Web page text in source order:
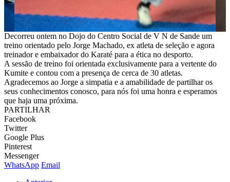
Decorreu ontem no Dojo do Centro Social de V N de Sande um
treino orientado pelo Jorge Machado, ex atleta de seleção e agora
treinador e embaixador do Karaté para a ética no desporto.
A sessão de treino foi orientada exclusivamente para a vertente do
Kumite e contou com a presença de cerca de 30 atletas.
Agradecemos ao Jorge a simpatia e a amabilidade de partilhar os
seus conhecimentos conosco, para nós foi uma honra e esperamos
que haja uma próxima.
PARTILHAR
Facebook
Twitter
Google Plus
Pinterest
Messenger
WhatsApp Email